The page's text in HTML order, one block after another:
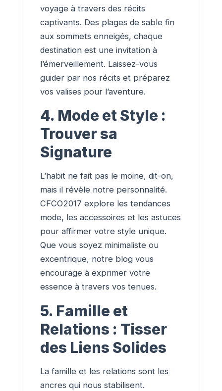
voyage à travers des récits
captivants. Des plages de sable fin
aux sommets enneigés, chaque
destination est une invitation à
l’émerveillement. Laissez-vous
guider par nos récits et préparez
vos valises pour l’aventure.
4. Mode et Style :
Trouver sa
Signature
L’habit ne fait pas le moine, dit-on,
mais il révèle notre personnalité.
CFCO2017 explore les tendances
mode, les accessoires et les astuces
pour affirmer votre style unique.
Que vous soyez minimaliste ou
excentrique, notre blog vous
encourage à exprimer votre
essence à travers vos tenues.
5. Famille et
Relations : Tisser
des Liens Solides
La famille et les relations sont les
ancres qui nous stabilisent.